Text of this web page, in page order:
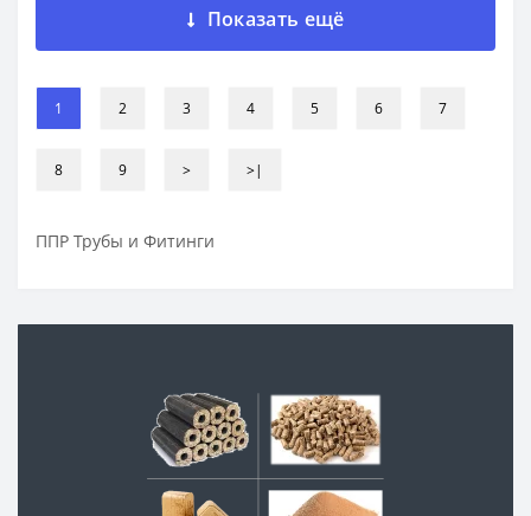
Показать ещё
1 2 3 4 5 6 7
8 9 > >|
ППР Трубы и Фитинги